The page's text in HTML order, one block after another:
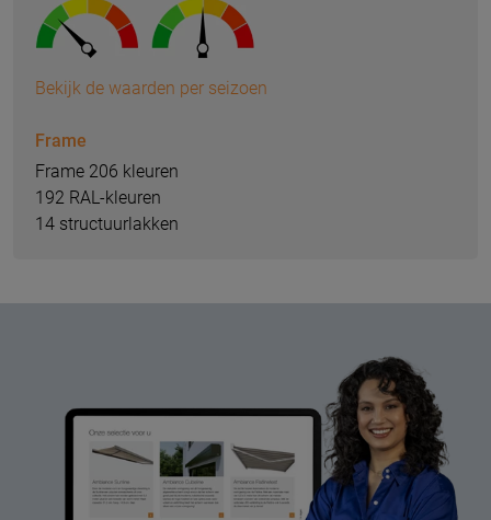
Bekijk de waarden per seizoen
Frame
Frame 206 kleuren
192 RAL-kleuren
14 structuurlakken